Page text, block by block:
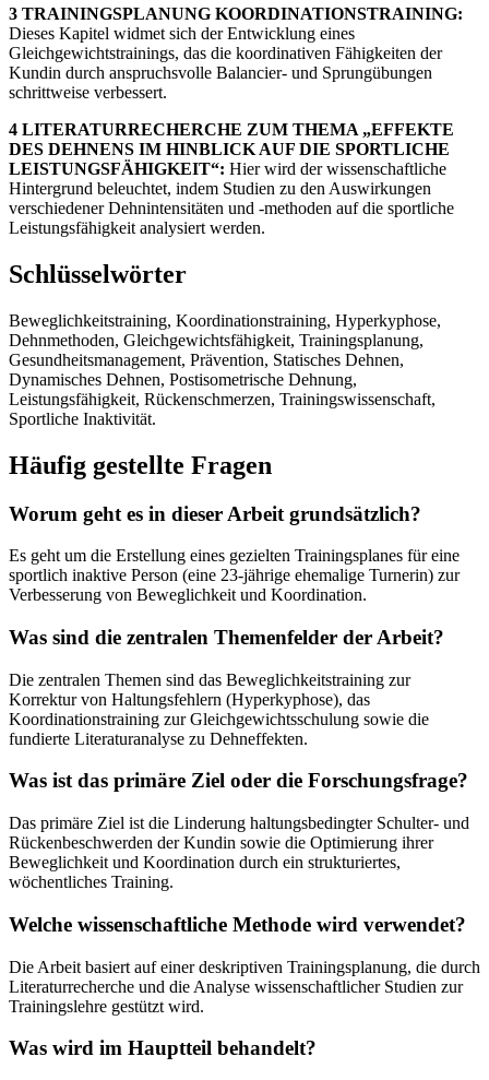
3 TRAININGSPLANUNG KOORDINATIONSTRAINING:
Dieses Kapitel widmet sich der Entwicklung eines
Gleichgewichtstrainings, das die koordinativen Fähigkeiten der
Kundin durch anspruchsvolle Balancier- und Sprungübungen
schrittweise verbessert.
4 LITERATURRECHERCHE ZUM THEMA „EFFEKTE
DES DEHNENS IM HINBLICK AUF DIE SPORTLICHE
LEISTUNGSFÄHIGKEIT“: Hier wird der wissenschaftliche
Hintergrund beleuchtet, indem Studien zu den Auswirkungen
verschiedener Dehnintensitäten und -methoden auf die sportliche
Leistungsfähigkeit analysiert werden.
Schlüsselwörter
Beweglichkeitstraining, Koordinationstraining, Hyperkyphose,
Dehnmethoden, Gleichgewichtsfähigkeit, Trainingsplanung,
Gesundheitsmanagement, Prävention, Statisches Dehnen,
Dynamisches Dehnen, Postisometrische Dehnung,
Leistungsfähigkeit, Rückenschmerzen, Trainingswissenschaft,
Sportliche Inaktivität.
Häufig gestellte Fragen
Worum geht es in dieser Arbeit grundsätzlich?
Es geht um die Erstellung eines gezielten Trainingsplanes für eine
sportlich inaktive Person (eine 23-jährige ehemalige Turnerin) zur
Verbesserung von Beweglichkeit und Koordination.
Was sind die zentralen Themenfelder der Arbeit?
Die zentralen Themen sind das Beweglichkeitstraining zur
Korrektur von Haltungsfehlern (Hyperkyphose), das
Koordinationstraining zur Gleichgewichtsschulung sowie die
fundierte Literaturanalyse zu Dehneffekten.
Was ist das primäre Ziel oder die Forschungsfrage?
Das primäre Ziel ist die Linderung haltungsbedingter Schulter- und
Rückenbeschwerden der Kundin sowie die Optimierung ihrer
Beweglichkeit und Koordination durch ein strukturiertes,
wöchentliches Training.
Welche wissenschaftliche Methode wird verwendet?
Die Arbeit basiert auf einer deskriptiven Trainingsplanung, die durch
Literaturrecherche und die Analyse wissenschaftlicher Studien zur
Trainingslehre gestützt wird.
Was wird im Hauptteil behandelt?